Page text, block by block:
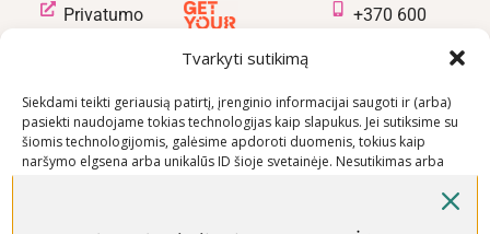
Tvarkyti sutikimą
Siekdami teikti geriausią patirtį, įrenginio informacijai saugoti ir (arba)
pasiekti naudojame tokias technologijas kaip slapukus. Jei sutiksime su
šiomis technologijomis, galėsime apdoroti duomenis, tokius kaip
naršymo elgsena arba unikalūs ID šioje svetainėje. Nesutikimas arba
Privatumo
pirkimo –
pardavimo
taisyklės
+370 600